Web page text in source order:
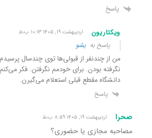
پاسخ
ویکتاریون اردیبهشت ۱۹, ۱۴۰۵ ۱۰:۱۳ ب٫ظ
پاسخ به یشو
من از چندنفر از قبولی‌ها توی چندسال
نگرفته بودن. برای خودمم نگرفتن. فکر
دانشگاه‌ مقطع قبلی استعلام می‌گیرن.
پاسخ
صحرا اردیبهشت ۱۹, ۱۴۰۵ ۸:۵۹ ب٫ظ
مصاحبه مجازی یا حضوری؟